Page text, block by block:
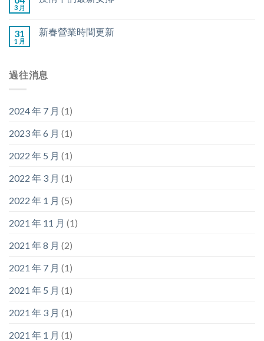
3 月
31
1 月
新春營業時間更新
過往消息
2024 年 7 月 (1)
2023 年 6 月 (1)
2022 年 5 月 (1)
2022 年 3 月 (1)
2022 年 1 月 (5)
2021 年 11 月 (1)
2021 年 8 月 (2)
2021 年 7 月 (1)
2021 年 5 月 (1)
2021 年 3 月 (1)
2021 年 1 月 (1)